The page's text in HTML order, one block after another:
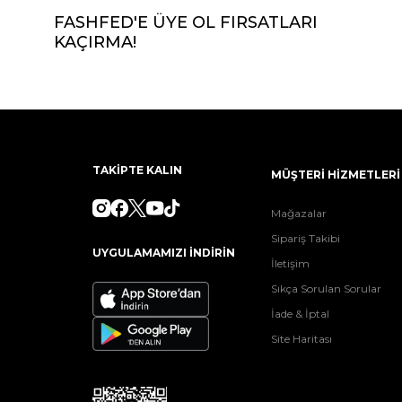
FASHFED'E ÜYE OL FIRSATLARI
KAÇIRMA!
TAKİPTE KALIN
UYGULAMAMIZI İNDİRİN
MÜŞTERİ HİZMETLERİ
Mağazalar
Sipariş Takibi
İletişim
Sıkça Sorulan Sorular
İade & İptal
Site Haritası